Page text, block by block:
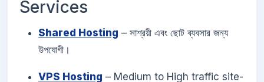
Services
Shared Hosting – সাশ্রয়ী এবং ছোট ব্যবসার জন্য
উপযোগী।
VPS Hosting – Medium to High traffic site-